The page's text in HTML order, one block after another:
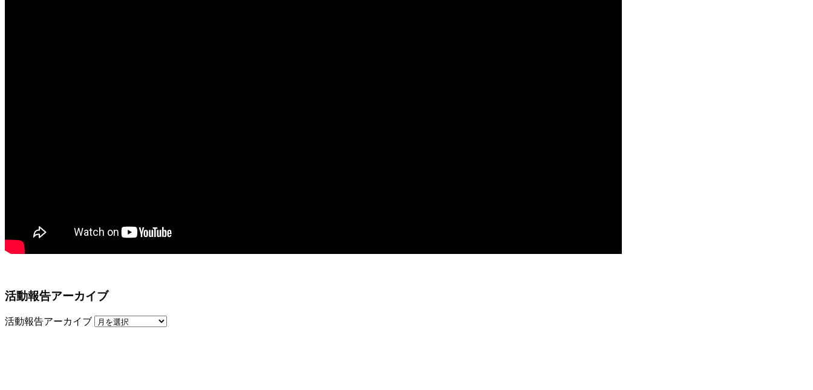
活動報告アーカイブ
活動報告アーカイブ